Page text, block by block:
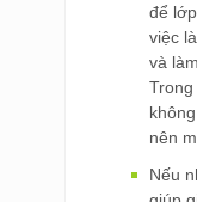
để
việc
và
nên
Nếu